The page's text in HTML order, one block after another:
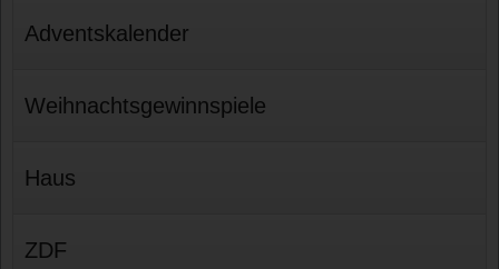
Adventskalender
Weihnachtsgewinnspiele
Haus
ZDF